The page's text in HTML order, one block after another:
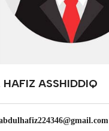
HAFIZ ASSHIDDIQ